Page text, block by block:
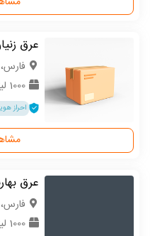
عرق
1000 لیتر
احراز
عرق
1000 لیتر